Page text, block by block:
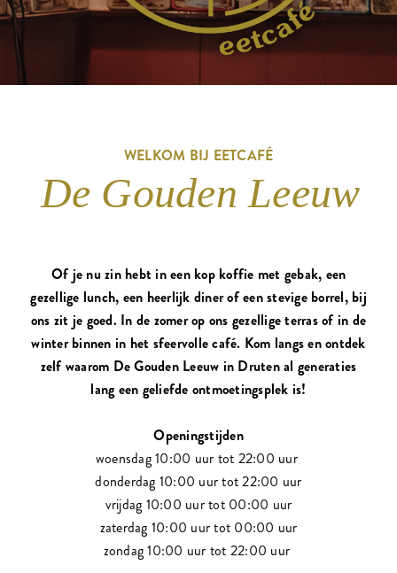
WELKOM BIJ EETCAFÉ
De Gouden Leeuw
Of je nu zin hebt in een kop koffie met gebak, een
gezellige lunch, een heerlijk diner of een stevige borrel, bij
ons zit je goed. In de zomer op ons gezellige terras of in de
winter binnen in het sfeervolle café. Kom langs en ontdek
zelf waarom De Gouden Leeuw in Druten al generaties
lang een geliefde ontmoetingsplek is!
Openingstijden
woensdag 10:00 uur tot 22:00 uur
donderdag 10:00 uur tot 22:00 uur
vrijdag 10:00 uur tot 00:00 uur
zaterdag 10:00 uur tot 00:00 uur
zondag 10:00 uur tot 22:00 uur